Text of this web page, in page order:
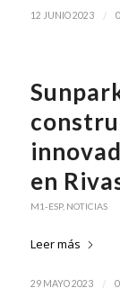
12 JUNIO 2023 /
en
M1-ESP, NOTICIAS
Leer más
29 MAYO 2023 /